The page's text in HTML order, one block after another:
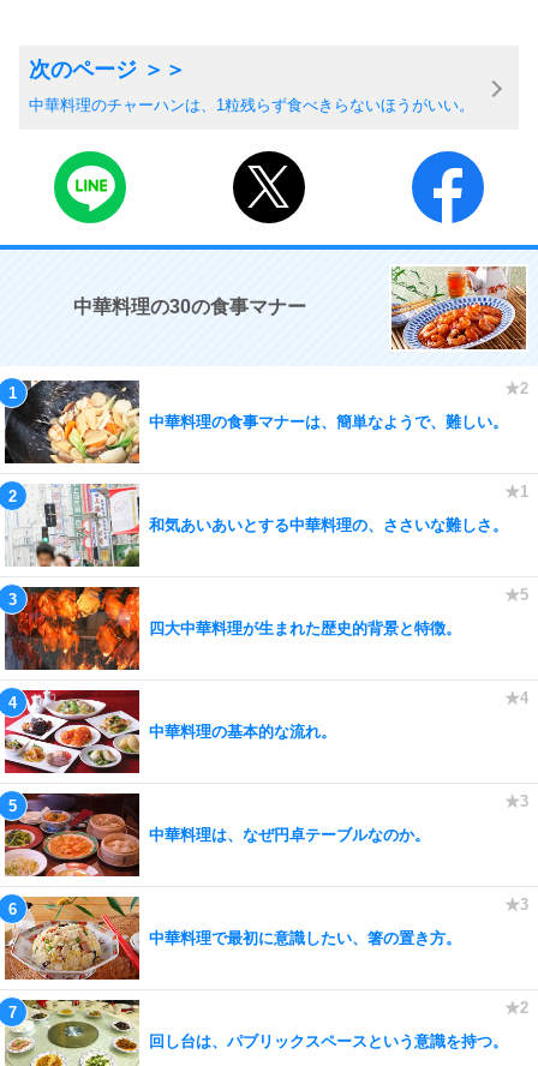
中華料理のチャーハンは、1粒残らず食べきらないほうがいい。
中華料理の30の食事マナー
中華料理の食事マナーは、簡単なようで、難しい。
和気あいあいとする中華料理の、ささいな難しさ。
四大中華料理が生まれた歴史的背景と特徴。
中華料理の基本的な流れ。
中華料理は、なぜ円卓テーブルなのか。
中華料理で最初に意識したい、箸の置き方。
回し台は、パブリックスペースという意識を持つ。